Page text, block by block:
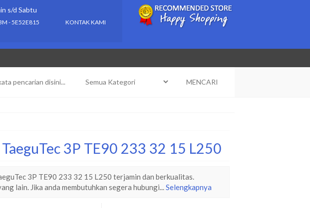
s/d Sabtu
- 5E52E815 KONTAK KAMI
MENCARI
3P TE90 233 32 15 L250
3P TE90 233 32 15 L250 terjamin dan berkualitas.
lain. Jika anda membutuhkan segera hubungi...Selengkapnya